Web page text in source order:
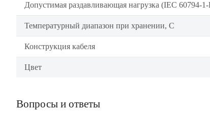
Допустимая раздавливающая нагрузка (IEC 60794-
Температурный диапазон при хранении, C
Конструкция кабеля
Цвет
Вопросы и ответы